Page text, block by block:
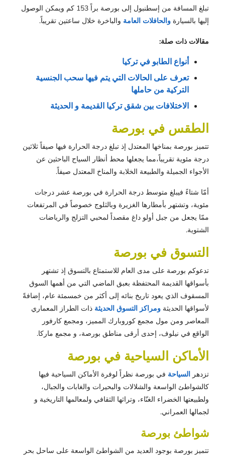
تبلغ المسافة من إسطنبول إلى بورصة براً 153 كم ويمكن الوصول
إليها بالسيارة والحافلات العامة والباخرة خلال ساعتين تقريباً.
مقالات ذات صلة:
أنواع الطابو في تركيا
التركية من حاملها
الاختلافات بين شقق تركيا القديمة و الحديثة
الطقس في بورصة
تتميز بورصة بمناخها المعتدل إذ تبلغ درجة الحرارة فيها صيفاً ثلاثين
درجة مئوية تقريباً،مما يجعلها محط أنظار السياح الباحثين عن
الأجواء الجميلة والطبيعة الخلابة والمناخ المعتدل صيفاً.
أمّا شتاءً فيبلغ متوسط درجة الحرارة في بورصة عشر درجات
مئوية، وتشتهر بأمطارها الغزيرة وبالثلوج خصوصاً في المرتفعات
ممّا يجعل من جبل أولو داغ مقصداً لمحبي التزلج والرياضات
الشتوية.
التسوق في بورصة
تدعوكم بورصة على مدى العام للاستمتاع بالتسوق إذ تشتهر
بأسواقها القديمة المحتفظة بعبق الماضي التي من أهمها السوق
المسقوف الذي يعود تاريخ بنائه إلى أكثر من خمسمئة عام، إضافةً
لأسواقها الحديثة ومراكز التسوق الحديثة ذات الطراز المعماري
المعاصر ومن مول مجمع كوروبارك المميز، ومجمع كارفور
الواقع في نيلوف، إحدى أرقى مناطق بورصة، و مجمع ماركا.
الأماكن السياحية في بورصة
تزدهر السياحة في بورصة نظراً لوفرة الأماكن السياحية فيها
كالشواطئ الواسعة والشلالات والبحيرات والغابات والجبال،
ولطبيعتها الخضراء الغنّاء، وتراثها الثقافي ولمعالمها التاريخية و
لجمالها العمراني.
شواطئ بورصة
تتميز بورصة بوجود العديد من الشواطئ الواسعة على ساحل بحر